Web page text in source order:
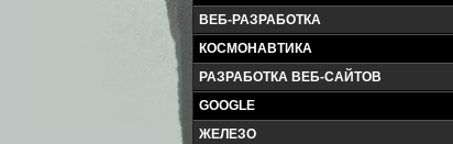
ВЕБ-РАЗРАБОТКА
КОСМОНАВТИКА
РАЗРАБОТКА ВЕБ-САЙТОВ
GOOGLE
ЖЕЛЕЗО